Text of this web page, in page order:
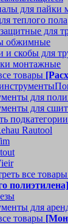
для пайки
теплого пола
для
обжимные
и скобы для
монтажные
товары
для
для
подкатегории
Rautool
все товары
полиэтилена]
для
товары